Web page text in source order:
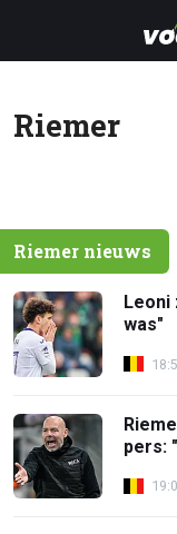
Riemer
Riemer nieuws
Leoni
was"
pers: